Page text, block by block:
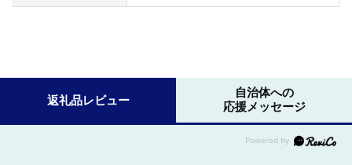
返礼品レビュー
自治体への
応援メッセージ